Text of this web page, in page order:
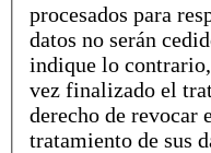
procesados para
datos no serán
indique lo
vez finalizado el
derecho de revocar
tratamiento de sus